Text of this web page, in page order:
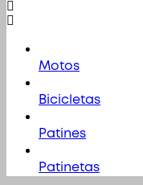
Motos
Bicicletas
Patines
Patinetas